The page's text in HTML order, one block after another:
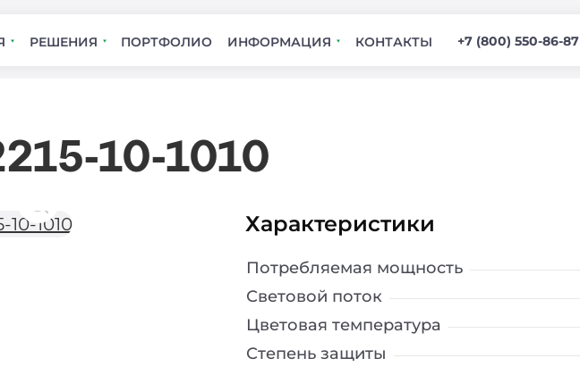
РЕШЕНИЯ ПОРТФОЛИО ИНФОРМАЦИЯ КОНТАКТЫ +7 (800) 550-86-87
10-1010
Характеристики
Потребляемая мощность
Световой поток
Цветовая температура
Степень защиты